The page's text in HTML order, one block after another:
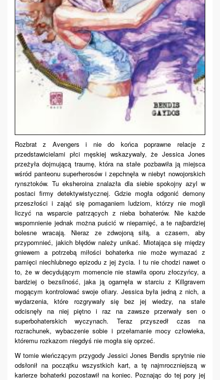
Rozbrat z Avengers i nie do końca poprawne relacje z
przedstawicielami płci męskiej wskazywały, że Jessica Jones
przeżyła dojmującą traumę, która na stałe pozbawiła ją miejsca
wśród panteonu superherosów i zepchnęła w niebyt nowojorskich
rynsztoków. Tu eksheroina znalazła dla siebie spokojny azyl w
postaci firmy detektywistycznej. Gdzie mogła odgonić demony
przeszłości i zająć się pomaganiem ludziom, którzy nie mogli
liczyć na wsparcie patrzących z nieba bohaterów. Nie każde
wspomnienie jednak można puścić w niepamięć, a te najbardziej
bolesne wracają. Nieraz ze zdwojoną siłą, aczasem, aby
przypomnieć, jakich błędów należy unikać. Miotająca się między
gniewem a potrzebą miłości bohaterka nie może wymazać z
pamięci niechlubnego epizodu z jej życia. I tu nie chodzi nawet o
to, że w decydującym momencie nie stawiła oporu złoczyńcy, a
bardziej o bezsilność, jaka ją ogarnęła w starciu z Killgravem
mogącym kontrolować swoje ofiary. Jessica była jedną z nich, a
wydarzenia, które rozgrywały się bez jej wiedzy, na stałe
odcisnęły na niej piętno i raz na zawsze przerwały sen o
superbohaterskich wyczynach. Teraz przyszedł czas na
rozrachunek, wybaczenie sobie i przełamanie mocy człowieka,
któremu rozkazom niegdyś nie mogła się oprzeć.
W tomie wieńczącym przygody Jessici Jones Bendis sprytnie nie
odsłonił na początku wszystkich kart, a tę najmroczniejszą w
karierze bohaterki pozostawił na koniec. Poznając do tej pory jej